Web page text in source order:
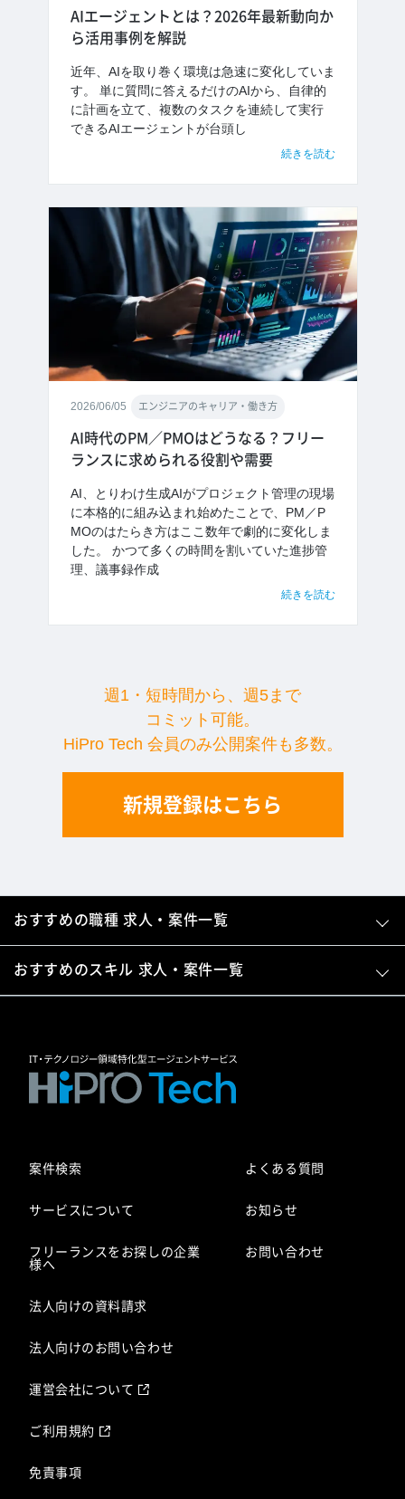
AIエージェントとは？2026年最新動向か
ら活用事例を解説
近年、AIを取り巻く環境は急速に変化していま
す。 単に質問に答えるだけのAIから、自律的
に計画を立て、複数のタスクを連続して実行
できるAIエージェントが台頭し
続きを読む
2026/06/05 エンジニアのキャリア・働き方
AI時代のPM／PMOはどうなる？フリー
ランスに求められる役割や需要
AI、とりわけ生成AIがプロジェクト管理の現場
に本格的に組み込まれ始めたことで、PM／P
MOのはたらき方はここ数年で劇的に変化しま
した。 かつて多くの時間を割いていた進捗管
理、議事録作成
続きを読む
週1・短時間から、週5まで
コミット可能。
HiPro Tech 会員のみ公開案件も多数。
新規登録はこちら
おすすめの職種 求人・案件一覧
おすすめのスキル 求人・案件一覧
案件検索
サービスについて
フリーランスをお探しの企業
様へ
法人向けの資料請求
法人向けのお問い合わせ
よくある質問
お知らせ
お問い合わせ
運営会社について
ご利用規約
免責事項